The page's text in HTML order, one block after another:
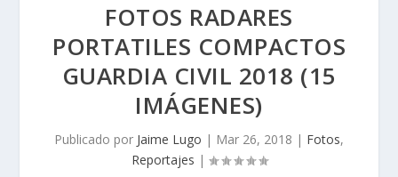
FOTOS RADARES
PORTATILES COMPACTOS
GUARDIA CIVIL 2018 (15
IMÁGENES)
Publicado por Jaime Lugo | Mar 26, 2018 | Fotos,
Reportajes |